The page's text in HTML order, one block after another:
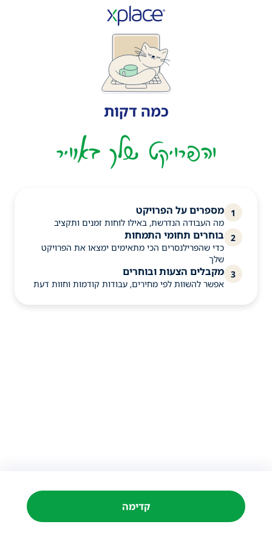
כמה דקות
והפרויקט שלך באוויר
1 מספרים על הפרויקט
מה העבודה הנדרשת, באילו לוחות זמנים ותקציב
2
בוחרים תחומי התמחות
כדי שהפרילנסרים הכי מתאימים ימצאו את הפרויקט
שלך
3 מקבלים הצעות ובוחרים
אפשר להשוות לפי מחירים, עבודות קודמות וחוות דעת
קדימה